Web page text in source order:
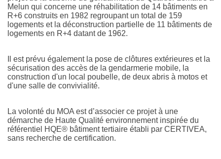
Melun qui concerne une réhabilitation de 14 bâtiments en
R+6 construits en 1982 regroupant un total de 159
logements et la déconstruction partielle de 11 bâtiments de
logements en R+4 datant de 1962.
Il est prévu également la pose de clôtures extérieures et la
sécurisation des accès de la gendarmerie mobile, la
construction d'un local poubelle, de deux abris à motos et
d'une salle de convivialité.
La volonté du MOA est d’associer ce projet à une
démarche de Haute Qualité environnement inspirée du
référentiel HQE® bâtiment tertiaire établi par CERTIVEA,
sans recherche de certification.